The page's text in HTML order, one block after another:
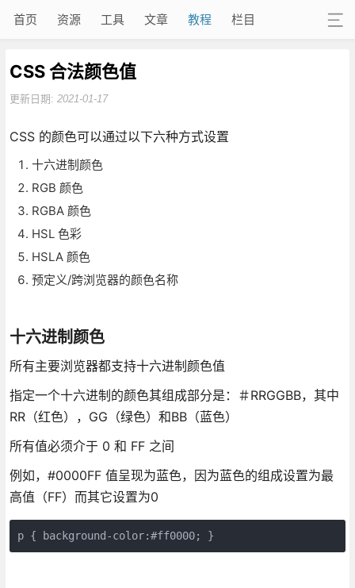
首页 资源 工具 文章 教程 栏目
CSS 合法颜色值
更新日期: 2021-01-17
CSS 的颜色可以通过以下六种方式设置
十六进制颜色
RGB 颜色
RGBA 颜色
HSL 色彩
HSLA 颜色
预定义/跨浏览器的颜色名称
十六进制颜色
所有主要浏览器都支持十六进制颜色值
指定一个十六进制的颜色其组成部分是：＃RRGGBB，其中
RR（红色），GG（绿色）和BB（蓝色）
所有值必须介于 0 和 FF 之间
例如，#0000FF 值呈现为蓝色，因为蓝色的组成设置为最
高值（FF）而其它设置为0